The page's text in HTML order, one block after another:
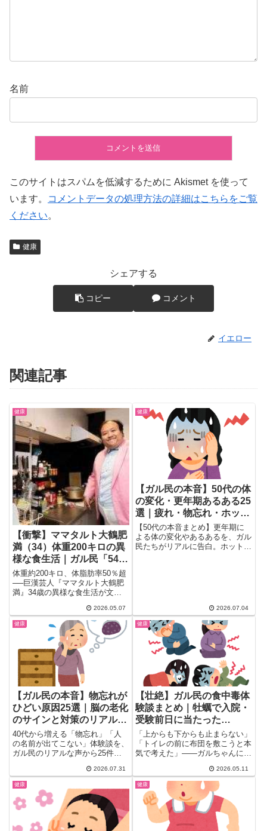
名前
このサイトはスパムを低減するために Akismet を使って
います。
コメントデータの処理方法の詳細はこちらをご覧
ください。
健康
シェアする
コピー コメント
イエロー
関連記事
健康
【衝撃】ママタルト大鶴肥
満（34）体重200キロの異
様な食生活｜ガル民「54歳
の間違いじゃ？」「きのこ
の山1日1箱にドキッ」168
件の本音
体重約200キロ、体脂肪率50％超
──巨漢芸人『ママタルト大鶴肥
満』34歳の異様な食生活が文春
2026.05.07
健康
【ガル民の本音】50代の体
の変化・更年期あるある25
選｜疲れ・物忘れ・ホット
フラッシュのリアル
【50代の本音まとめ】更年期に
よる体の変化やあるあるを、ガル
民たちがリアルに告白。ホットフ
2026.07.04
健康
【ガル民の本音】物忘れが
ひどい原因25選｜脳の老化
のサインと対策のリアル体
験談
40代から増える「物忘れ」「人
の名前が出てこない」体験談を、
ガル民のリアルな声から25件厳
老化のサインと更年期・うつとの
関係、卵や有酸素運動での対策ま
で、検索しても出てこないリアル
な本音を一気にチェックできま
す。
2026.07.31
健康
【壮絶】ガル民の食中毒体
験談まとめ｜牡蠣で入院・
受験前日に当たった…
「上からも下からも止まらない」
「トイレの前に布団を敷こうと本
気で考えた」——ガルちゃんに集
2026.05.11
健康 健康